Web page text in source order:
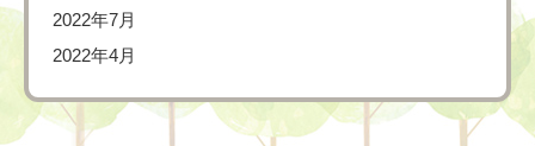
2022年7月
2022年4月